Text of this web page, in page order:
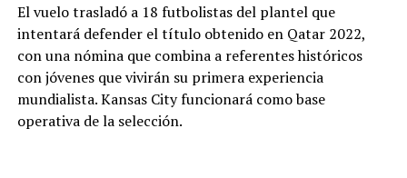
El vuelo trasladó a 18 futbolistas del plantel que
intentará defender el título obtenido en Qatar 2022,
con una nómina que combina a referentes históricos
con jóvenes que vivirán su primera experiencia
mundialista. Kansas City funcionará como base
operativa de la selección.